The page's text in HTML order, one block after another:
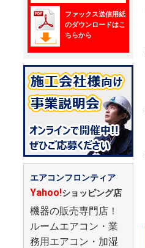
ファックス送信用紙
のダウンロードはこ
ちらから
エアコンフロンティア
Yahoo!ショッピング店
機器の販売専門店！
ルームエアコン・業
務用エアコン・加湿